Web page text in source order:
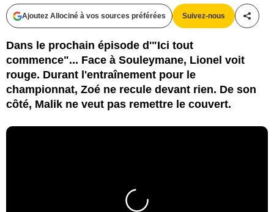
Ajoutez Allociné à vos sources préférées Suivez-nous
Dans le prochain épisode d'"Ici tout
commence"... Face à Souleymane, Lionel voit
rouge. Durant l'entraînement pour le
championnat, Zoé ne recule devant rien. De son
côté, Malik ne veut pas remettre le couvert.